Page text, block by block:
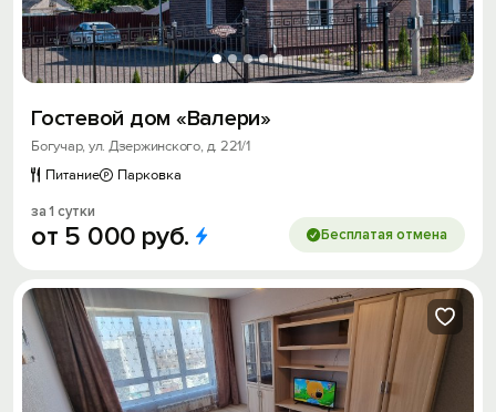
Гостевой дом «Валери»
Богучар, ул. Дзержинского, д. 221/1
Питание
Парковка
за 1 сутки
от 5 000 руб. Бесплатая отмена